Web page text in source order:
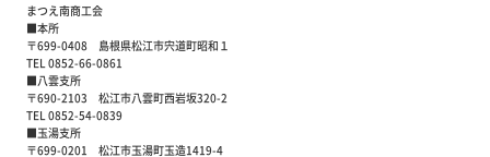
まつえ南商工会
■本所
〒699-0408 島根県松江市宍道町昭和１
TEL 0852-66-0861
■八雲支所
〒690-2103 松江市八雲町西岩坂320-2
TEL 0852-54-0839
■玉湯支所
〒699-0201 松江市玉湯町玉造1419-4